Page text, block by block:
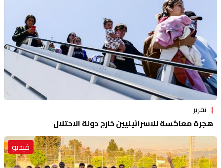
تقرير
هجرة معاكسة للاسرائيليين خارج دولة الاحتلال
فيديو